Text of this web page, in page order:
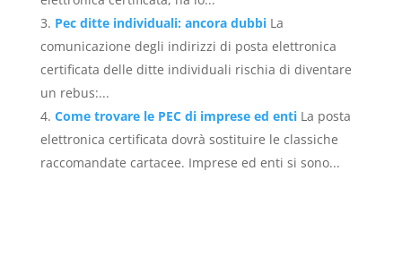
Pec ditte individuali: ancora dubbi La
comunicazione degli indirizzi di posta elettronica
certificata delle ditte individuali rischia di diventare
un rebus:...
Come trovare le PEC di imprese ed enti La posta
elettronica certificata dovrà sostituire le classiche
raccomandate cartacee. Imprese ed enti si sono...